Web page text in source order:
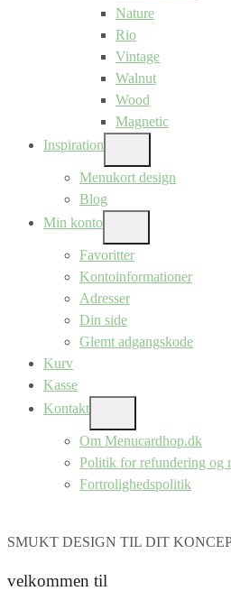
Nature
Rio
Vintage
Walnut
Wood
Magnetic
Inspiration
SUB
MENU
Menukort design
Blog
Min konto
SUB
MENU
Favoritter
Kontoinformationer
Adresser
Din side
Glemt adgangskode
Kurv
Kasse
Kontakt
SUB
MENU
Om Menucardhop.dk
Politik for refundering og
Fortrolighedspolitik
SMUKT DESIGN TIL DIT
velkommen til